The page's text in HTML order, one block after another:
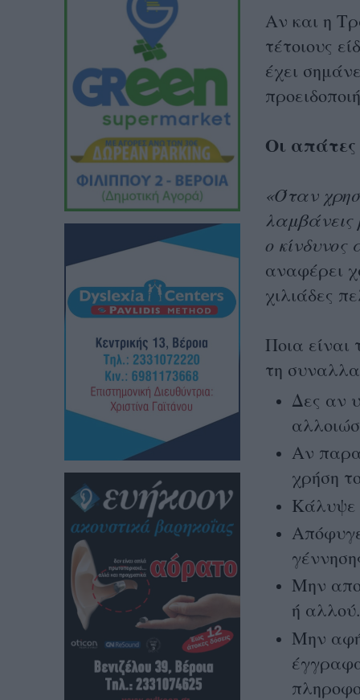
Αν και η
τέτοιους
έχει
Οι
«Όταν
ο
αναφέρει
χιλιάδες
Ποια
τη
Δες αν
Αν
χρήση
Κάλυψε
Μην
ή αλλού.
Μην